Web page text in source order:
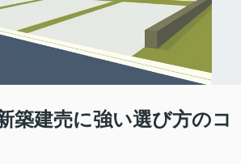
築建売に強い選び方のコ